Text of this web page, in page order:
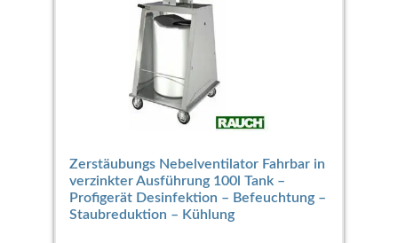
Zerstäubungs Nebelventilator Fahrbar in
verzinkter Ausführung 100l Tank –
Profigerät Desinfektion – Befeuchtung –
Staubreduktion – Kühlung